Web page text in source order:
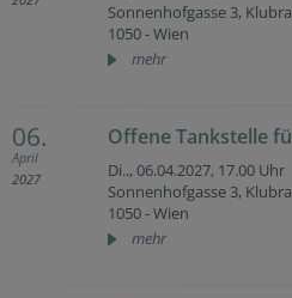
Sonnenhofgasse 3,
1050 - Wien
mehr
06.
April
2027
Offene Tankstelle
Di.., 06.04.2027, 17.00 Uhr
Sonnenhofgasse 3,
1050 - Wien
mehr